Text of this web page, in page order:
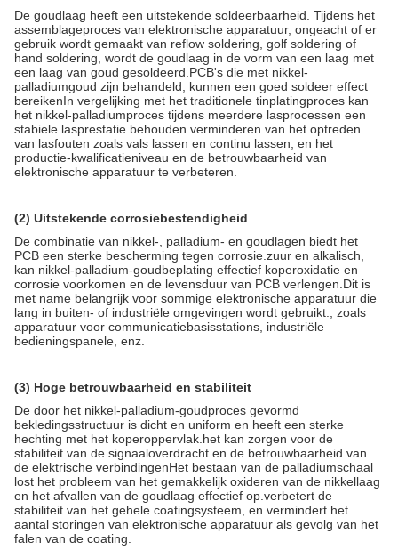
De goudlaag heeft een uitstekende soldeerbaarheid. Tijdens het
assemblageproces van elektronische apparatuur, ongeacht of er
gebruik wordt gemaakt van reflow soldering, golf soldering of
hand soldering, wordt de goudlaag in de vorm van een laag met
een laag van goud gesoldeerd.PCB's die met nikkel-
palladiumgoud zijn behandeld, kunnen een goed soldeer effect
bereikenIn vergelijking met het traditionele tinplatingproces kan
het nikkel-palladiumproces tijdens meerdere lasprocessen een
stabiele lasprestatie behouden.verminderen van het optreden
van lasfouten zoals vals lassen en continu lassen, en het
productie-kwalificatieniveau en de betrouwbaarheid van
elektronische apparatuur te verbeteren.
(2) Uitstekende corrosiebestendigheid
De combinatie van nikkel-, palladium- en goudlagen biedt het
PCB een sterke bescherming tegen corrosie.zuur en alkalisch,
kan nikkel-palladium-goudbeplating effectief koperoxidatie en
corrosie voorkomen en de levensduur van PCB verlengen.Dit is
met name belangrijk voor sommige elektronische apparatuur die
lang in buiten- of industriële omgevingen wordt gebruikt., zoals
apparatuur voor communicatiebasisstations, industriële
bedieningspanele, enz.
(3) Hoge betrouwbaarheid en stabiliteit
De door het nikkel-palladium-goudproces gevormd
bekledingsstructuur is dicht en uniform en heeft een sterke
hechting met het koperoppervlak.het kan zorgen voor de
stabiliteit van de signaaloverdracht en de betrouwbaarheid van
de elektrische verbindingenHet bestaan van de palladiumschaal
lost het probleem van het gemakkelijk oxideren van de nikkellaag
en het afvallen van de goudlaag effectief op.verbetert de
stabiliteit van het gehele coatingsysteem, en vermindert het
aantal storingen van elektronische apparatuur als gevolg van het
falen van de coating.